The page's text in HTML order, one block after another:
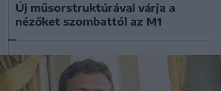
Új műsorstruktúrával várja a
nézőket szombattól az M1